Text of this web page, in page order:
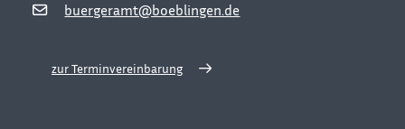
buergeramt@boeblingen.de
zur Terminvereinbarung